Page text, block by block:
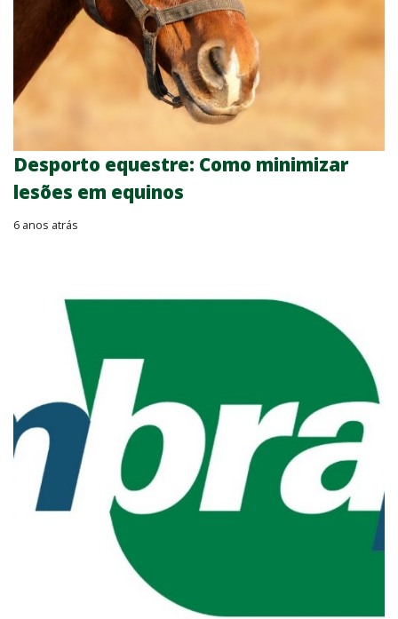
Desporto equestre: Como minimizar
lesões em equinos
6 anos atrás